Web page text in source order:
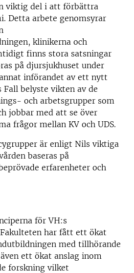
viktig del i att förbättra
Detta arbete genomsyrar
klinikerna och
finns stora satsningar
på djursjukhuset under
införandet av ett nytt
belyste vikten av de
och arbetsgrupper som
jobbar med att se över
frågor mellan KV och UDS.
är enligt Nils viktiga
baseras på
erfarenheter och
för VH:s
har fått ett ökat
med tillhörande
ett ökat anslag inom
forskning vilket